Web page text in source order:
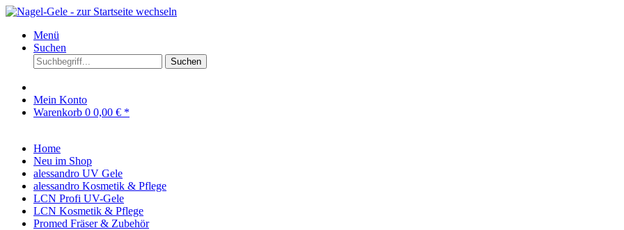
Menü
Suchen
Suchen
Mein Konto
Warenkorb 0 0,00 € *
Home
Neu im Shop
alessandro UV Gele
alessandro Kosmetik & Pflege
LCN Profi UV-Gele
LCN Kosmetik & Pflege
Promed Fräser & Zubehör